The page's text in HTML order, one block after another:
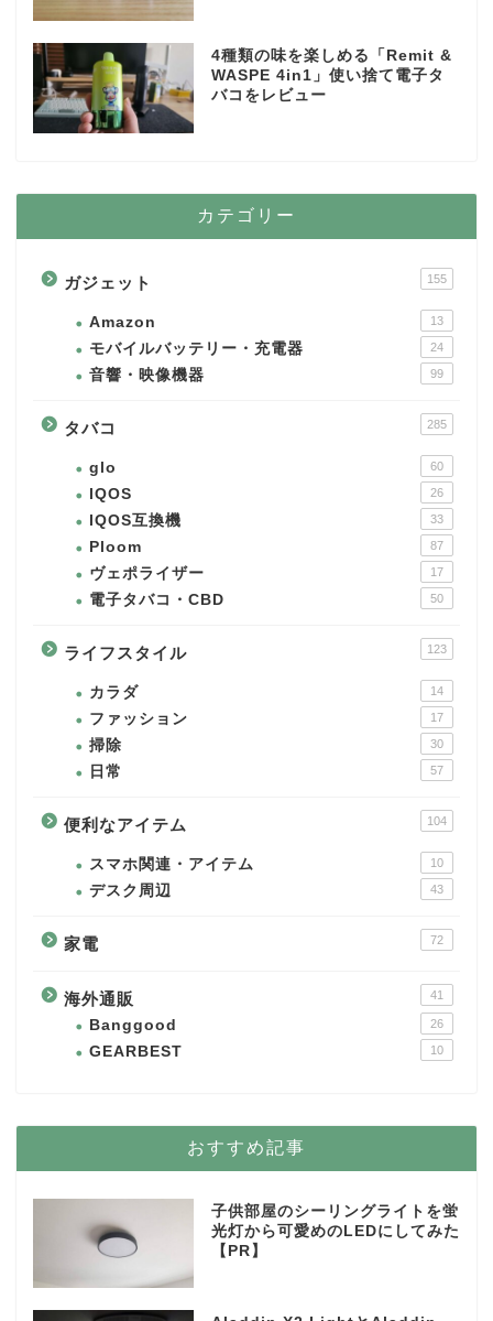
4種類の味を楽しめる「Remit &
WASPE 4in1」使い捨て電子タ
バコをレビュー
カテゴリー
ガジェット 155
Amazon 13
モバイルバッテリー・充電器 24
音響・映像機器 99
タバコ 285
glo 60
IQOS 26
IQOS互換機 33
Ploom 87
ヴェポライザー 17
電子タバコ・CBD 50
ライフスタイル 123
カラダ 14
ファッション 17
掃除 30
日常 57
便利なアイテム 104
スマホ関連・アイテム 10
デスク周辺 43
家電 72
海外通販 41
Banggood 26
GEARBEST 10
おすすめ記事
子供部屋のシーリングライトを蛍
光灯から可愛めのLEDにしてみた
【PR】